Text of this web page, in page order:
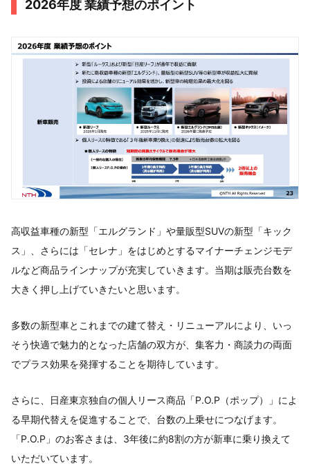
2026年度 業績予想のポイント
高収益車種の新型「エルグランド」や量販型SUVの新型「キック
ス」、さらには「セレナ」をはじめとするマイナーチェンジモデ
ルなど商品ラインナップが充実していきます。当期は販売台数を
大きく押し上げていきたいと思います。
多数の新型車とこれまでの建て替え・リニューアルにより、いっ
そう快適で魅力的となった店舗の双方が、集客力・商談力の両面
でプラス効果を発揮することを期待しています。
さらに、日産東京独自の個人リース商品「P.O.P（ポップ）」によ
る早期代替えを促進することで、台数の上乗せにつなげます。
「P.O.P」のお客さまは、3年後に約8割の方が新車に乗り換えて
いただいています。